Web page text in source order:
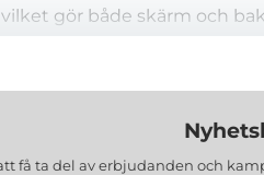
gör både skärm och
få ta del av erbjudanden och